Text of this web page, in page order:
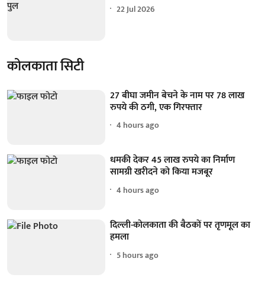
22 Jul 2026
कोलकाता सिटी
27 बीघा जमीन बेचने के नाम पर 78 लाख
रुपये की ठगी, एक गिरफ्तार
4 hours ago
धमकी देकर 45 लाख रुपये का निर्माण
सामग्री खरीदने को किया मजबूर
4 hours ago
दिल्ली-कोलकाता की बैठकों पर तृणमूल का
हमला
5 hours ago